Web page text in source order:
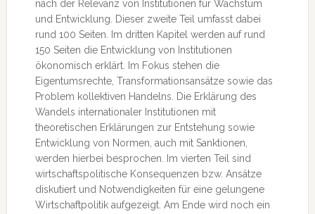
nach der Relevanz von Institutionen für Wachstum
und Entwicklung. Dieser zweite Teil umfasst dabei
rund 100 Seiten. Im dritten Kapitel werden auf rund
150 Seiten die Entwicklung von Institutionen
ökonomisch erklärt. Im Fokus stehen die
Eigentumsrechte, Transformationsansätze sowie das
Problem kollektiven Handelns. Die Erklärung des
Wandels internationaler Institutionen mit
theoretischen Erklärungen zur Entstehung sowie
Entwicklung von Normen, auch mit Sanktionen,
werden hierbei besprochen. Im vierten Teil sind
wirtschaftspolitische Konsequenzen bzw. Ansätze
diskutiert und Notwendigkeiten für eine gelungene
Wirtschaftpolitik aufgezeigt. Am Ende wird noch ein